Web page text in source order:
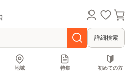
詳細検索
地域 特集 初めての方